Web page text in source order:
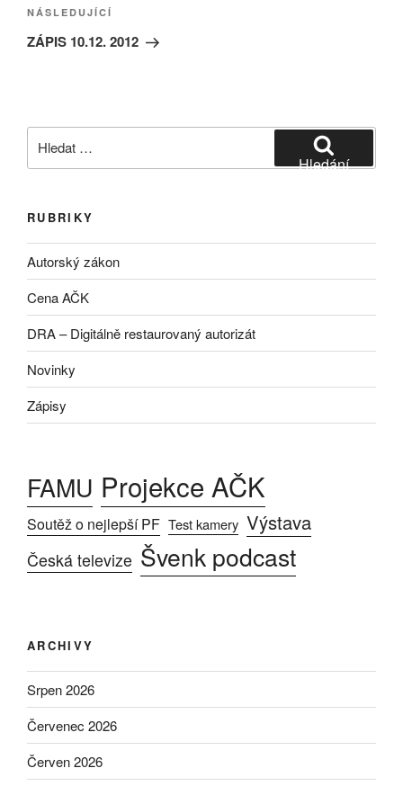
Následující
příspěvek
NÁSLEDUJÍCÍ
ZÁPIS 10.12. 2012
Hledání
RUBRIKY
Autorský zákon
Cena AČK
DRA – Digitálně restaurovaný autorizát
Novinky
Zápisy
FAMU Projekce AČK
Soutěž o nejlepší PF Test kamery Výstava
Česká televize Švenk podcast
ARCHIVY
Srpen 2026
Červenec 2026
Červen 2026